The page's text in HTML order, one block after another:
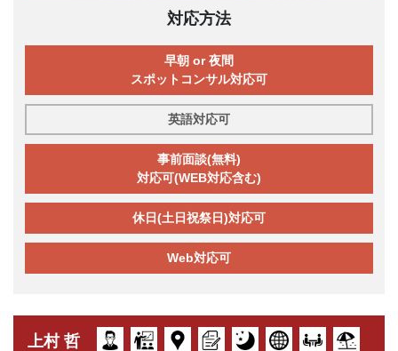
対応方法
早朝 or 夜間
スポットコンサル対応可
英語対応可
事前面談(無料)
対応可(WEB対応含む)
休日(土日祝祭日)対応可
Web対応可
上村 哲